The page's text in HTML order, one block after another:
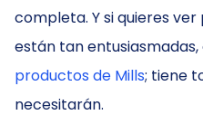
completa. Y si quieres
están tan
productos de Mills; tiene
necesitarán.